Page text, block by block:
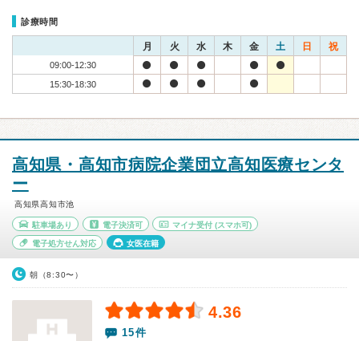
診療時間
月 火 水 木 金 土 日 祝
09:00-12:30
15:30-18:30
高知県・高知市病院企業団立高知医療センタ
ー
高知県高知市池
駐車場あり 電子決済可 マイナ受付 (スマホ可)
電子処方せん対応 女医在籍
朝（8:30〜）
4.36
15件